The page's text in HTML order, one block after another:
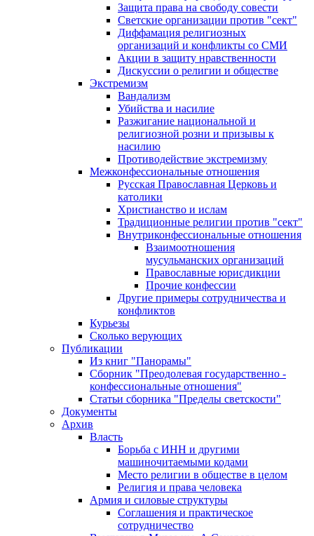
Защита права на свободу совести
Светские организации против "сект"
Диффамация религиозных
организаций и конфликты со СМИ
Акции в защиту нравственности
Дискуссии о религии и обществе
Экстремизм
Вандализм
Убийства и насилие
Разжигание национальной и
религиозной розни и призывы к
насилию
Противодействие экстремизму
Межконфессиональные отношения
Русская Православная Церковь и
католики
Христианство и ислам
Традиционные религии против "сект"
Внутриконфессиональные отношения
Взаимоотношения
мусульманских организаций
Православные юрисдикции
Прочие конфессии
Другие примеры сотрудничества и
конфликтов
Курьезы
Сколько верующих
Публикации
Из книг "Панорамы"
Сборник "Преодолевая государственно -
конфессиональные отношения"
Статьи сборника "Пределы светскости"
Документы
Архив
Власть
Борьба с ИНН и другими
машиночитаемыми кодами
Место религии в обществе в целом
Религия и права человека
Армия и силовые структуры
Соглашения и практическое
сотрудничество